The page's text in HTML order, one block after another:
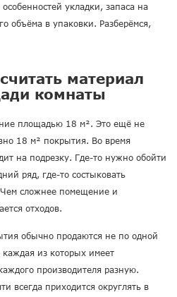
укладки, запаса на
объёма в упаковки. Разберёмся,
материал
комнаты
площадью 18 м². Это ещё не
18 м² покрытия. Во время
на подрезку. Где-то нужно обойти
ряд, где-то состыковать
сложнее помещение и
отходов.
обычно продаются не по одной
из которых имеет
производителя разную.
всегда приходится округлять в